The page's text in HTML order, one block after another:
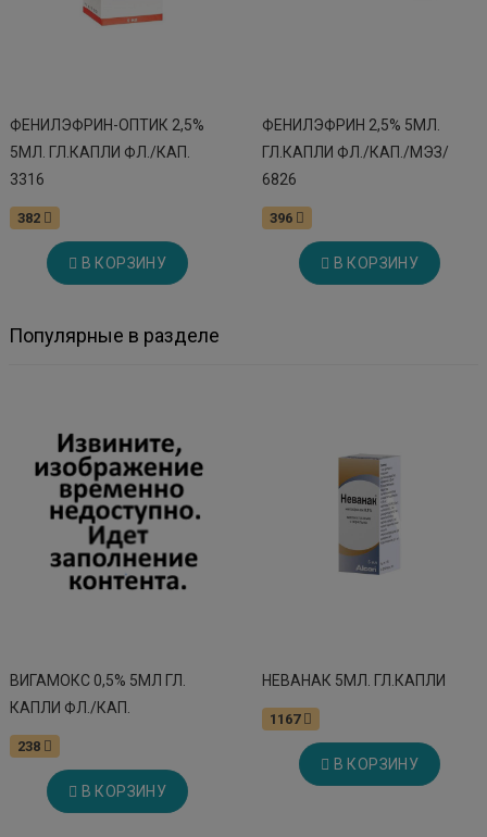
ФЕНИЛЭФРИН-ОПТИК 2,5%
5МЛ. ГЛ.КАПЛИ ФЛ./КАП.
3316
382
В КОРЗИНУ
ФЕНИЛЭФРИН 2,5% 5МЛ.
ГЛ.КАПЛИ ФЛ./КАП./МЭЗ/
6826
396
В КОРЗИНУ
Популярные в разделе
ВИГАМОКС 0,5% 5МЛ ГЛ.
КАПЛИ ФЛ./КАП.
238
В КОРЗИНУ
НЕВАНАК 5МЛ. ГЛ.КАПЛИ
1167
В КОРЗИНУ